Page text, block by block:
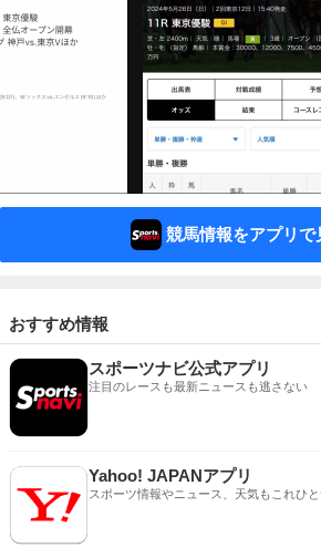
競馬情報をアプリで
おすすめ情報
スポーツナビ公式アプリ
注目のレースも最新ニュースも逃さない
Yahoo! JAPANアプリ
スポーツ情報やニュース、天気もこれひ